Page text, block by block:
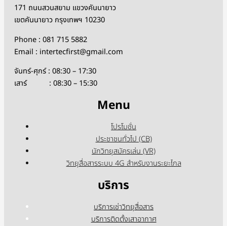
171 ถนนสวนสยาม แขวงคันนายาว
เขตคันนายาว กรุงเทพฯ 10230
Phone : 081 715 5882
Email : intertecfirst@gmail.com
จันทร์-ศุกร์ : 08:30 – 17:30
เสาร์ : 08:30 – 15:30
Menu
โปรโมชั่น
ประชาชนทั่วไป (CB)
นักวิทยุสมัครเล่น (VR)
วิทยุสื่อสารระบบ 4G สำหรับงานระยะไกล
บริการ
บริการเช่าวิทยุสื่อสาร
บริการติดตั้งเสาอากาศ